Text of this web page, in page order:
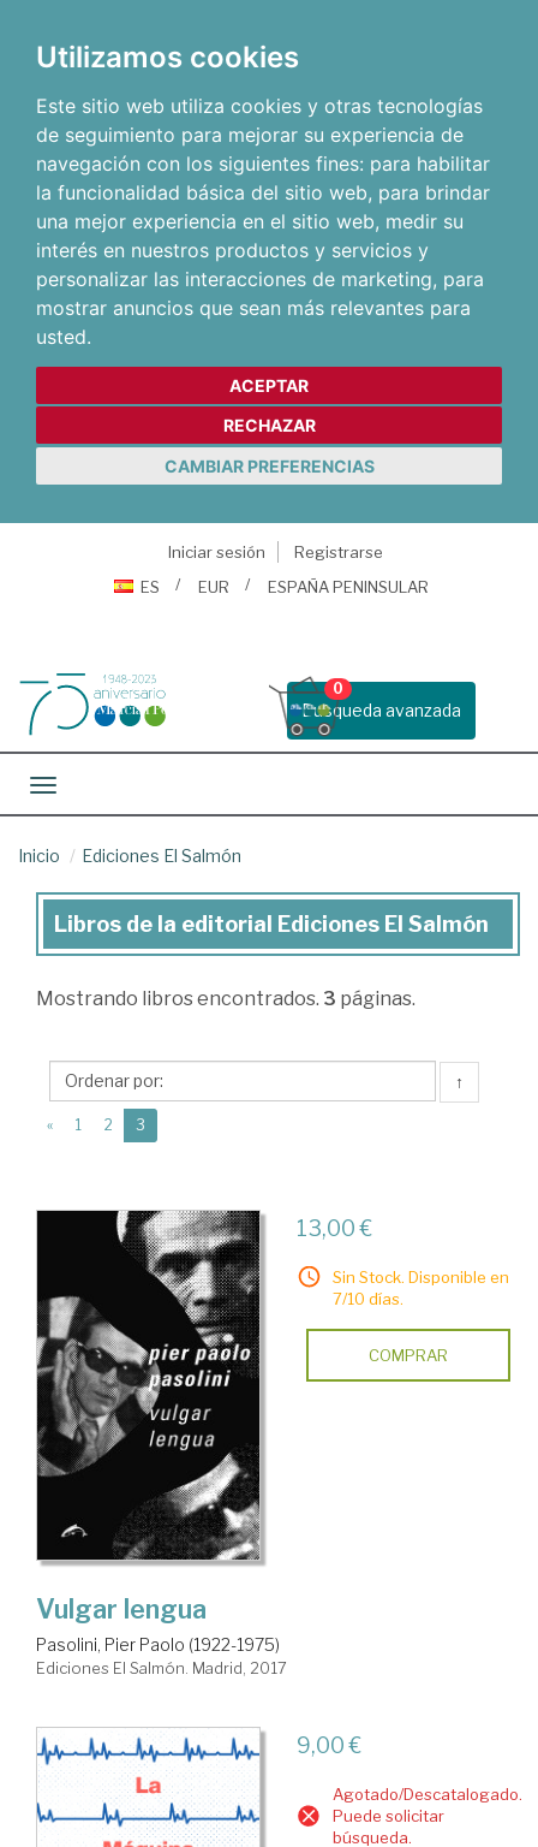
Utilizamos cookies
Este sitio web utiliza cookies y otras tecnologías
de seguimiento para mejorar su experiencia de
navegación con los siguientes fines: para habilitar
la funcionalidad básica del sitio web, para brindar
una mejor experiencia en el sitio web, medir su
interés en nuestros productos y servicios y
personalizar las interacciones de marketing, para
mostrar anuncios que sean más relevantes para
usted.
ACEPTAR
RECHAZAR
CAMBIAR PREFERENCIAS
Iniciar sesión
Registrarse
ES
EUR ESPAÑA PENINSULAR
Busqueda avanzada
0
Toggle navigation
Inicio Ediciones El Salmón
Libros
la
Ediciones
El
Libros de la editorial Ediciones El Salmón
Mostrando libros encontrados. 3 páginas.
↑
« 1 2 3
13,00 €
Sin Stock. Disponible en
7/10 días.
COMPRAR
Vulgar lengua
Pasolini, Pier Paolo (1922-1975)
Ediciones El Salmón. Madrid, 2017
9,00 €
Agotado/Descatalogado.
Puede solicitar
búsqueda.